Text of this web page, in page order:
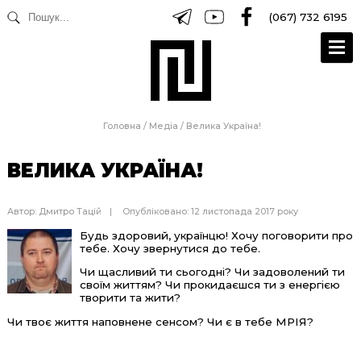
(067) 732 6195
Головна / Медіа / Велика Україна!
ВЕЛИКА УКРАЇНА!
Автор: Дмитро Тацій Опубліковано: 12 листопада 2017 року
Будь здоровий, українцю! Хочу поговорити про
тебе. Хочу звернутися до тебе.
Чи щасливий ти сьогодні? Чи задоволений ти
своїм життям? Чи прокидаєшся ти з енергією
творити та жити?
Чи твоє життя наповнене сенсом? Чи є в тебе МРІЯ?